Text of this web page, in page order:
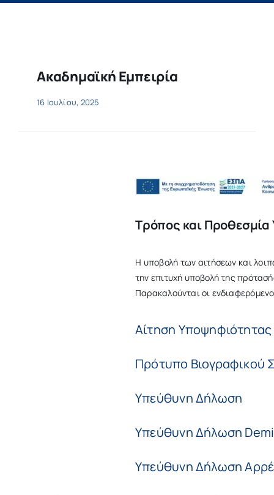
Έρευνα & Καινοτομία
Επιτροπές
Ακαδημαϊκή Εμπειρία
16 Ιουλίου, 2025
Τρόπος και
Η υποβολή των αιτήσεων και
την επιτυχή υποβολή της
Παρακαλούνται οι
Αίτηση Υποψηφιότητας
Πρότυπο Βιογραφικού
Υπεύθυνη Δήλωση
Υπεύθυνη Δήλωση
Υπεύθυνη Δήλωση